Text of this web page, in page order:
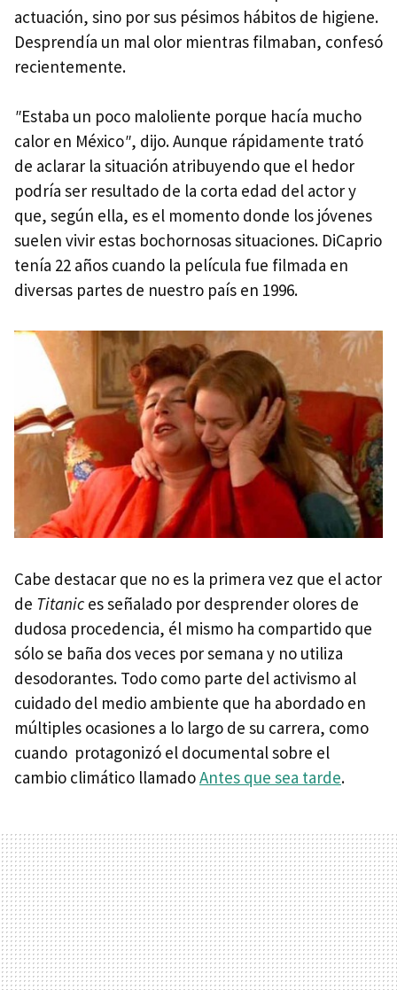
actuación, sino por sus pésimos hábitos de higiene.
Desprendía un mal olor mientras filmaban, confesó
recientemente.
"Estaba un poco maloliente porque hacía mucho
calor en México", dijo. Aunque rápidamente trató
de aclarar la situación atribuyendo que el hedor
podría ser resultado de la corta edad del actor y
que, según ella, es el momento donde los jóvenes
suelen vivir estas bochornosas situaciones. DiCaprio
tenía 22 años cuando la película fue filmada en
diversas partes de nuestro país en 1996.
Cabe destacar que no es la primera vez que el actor
de Titanic es señalado por desprender olores de
dudosa procedencia, él mismo ha compartido que
sólo se baña dos veces por semana y no utiliza
desodorantes. Todo como parte del activismo al
cuidado del medio ambiente que ha abordado en
múltiples ocasiones a lo largo de su carrera, como
cuando protagonizó el documental sobre el
cambio climático llamadoAntes que sea tarde.